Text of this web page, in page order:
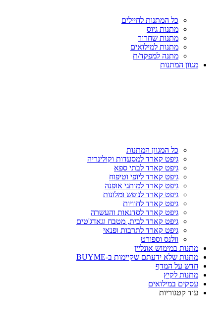
כל המתנות לחיילים
מתנות גיוס
מתנות שחרור
מתנות למילואים
מתנה למפקד/ת
מגוון המתנות
כל המגוון המתנות
גיפט קארד למסעדות וקולינריה
גיפט קארד לבתי ספא
גיפט קארד ליופי וטיפוח
גיפט קארד למותגי אופנה
גיפט קארד לנופש ומלונות
גיפט קארד לחוויות
גיפט קארד לסדנאות והעשרה
גיפט קארד לבית, מטבח וגאדג'טים
גיפט קארד לתרבות ופנאי
וולנס וספורט
מתנות במימוש אונליין
מתנות שלא ידעתם שקיימות ב-BUYME
חדש על המדף
מתנות לקיץ
עסקים במילואים
עוד קטגוריות